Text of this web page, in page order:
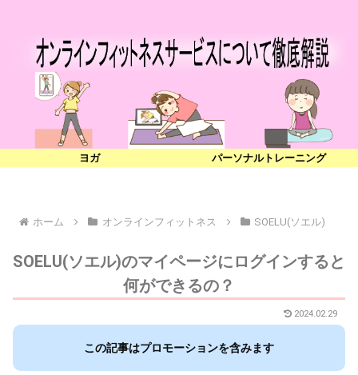
ヨガ パーソナルトレーニング
ホーム オンラインフィットネス SOELU(ソエル)
SOELU(ソエル)のマイページにログインすると
何ができるの？
2024.02.29
この記事はプロモーションを含みます